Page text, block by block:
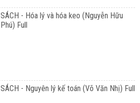
SÁCH - Hóa lý và hóa keo (Nguyễn Hữu
Phú) Full
SÁCH - Nguyên lý kế toán (Võ Văn Nhị) Full